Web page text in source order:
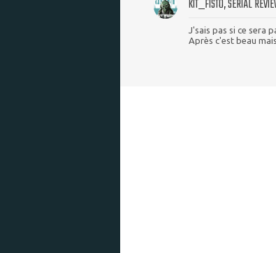
KIT_FISTO, SERIAL
J'sais pas si ce sera
Après c'est beau